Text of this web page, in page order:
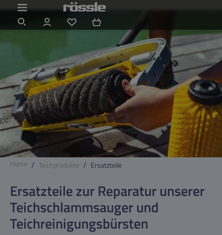
Zum Hauptinhalt springen
Du hast 0 Produkte auf dem Merkzettel
Home Teichprodukte Ersatzteile
Ersatzteile zur Reparatur unserer
Teichschlammsauger und
Teichreinigungsbürsten